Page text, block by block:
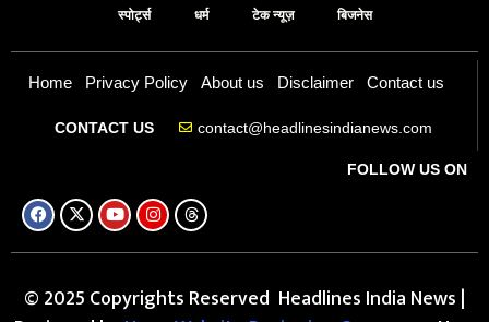
स्पोर्ट्स
धर्म टेक न्यूज़ बिजनेस
Home Privacy Policy About us Disclaimer Contact us
CONTACT US contact@headlinesindianews.com
FOLLOW US ON
© 2025 Copyrights Reserved Headlines India News |